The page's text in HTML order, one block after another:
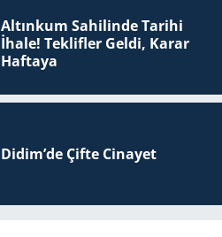
Altınkum Sahilinde Tarihi
İhale! Teklifler Geldi, Karar
Haftaya
Didim’de Çifte Ci­na­yet